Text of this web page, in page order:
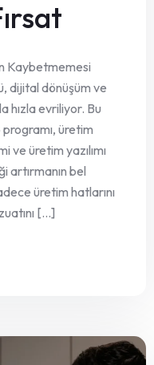
Kaybetmemesi
dijital dönüşüm ve
hızla evriliyor. Bu
üretim
ve üretim yazılımı
artırmanın bel
üretim hatlarını
[...]